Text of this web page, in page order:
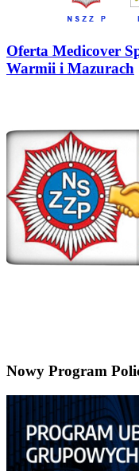
Oferta Medicover
Warmii i Mazurach
Nowy Program